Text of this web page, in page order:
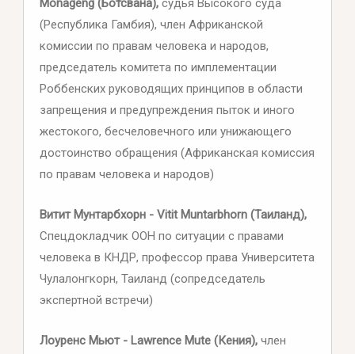
Monageng (Ботсвана),судья Высокого суда
(Республика Гамбия), член Африканской
комиссии по правам человека и народов,
председатель комитета по имплементации
Роббенских руководящих принципов в области
запрещения и предупреждения пыток и иного
жестокого, бесчеловечного или унижающего
достоинство обращения (Африканская комиссия
по правам человека и народов)
Витит Мунтарбхорн - Vitit Muntarbhorn (Таиланд),
Спецдокладчик ООН по ситуации с правами
человека в КНДР, профессор права Университета
Чулалонгкорн, Таиланд (сопредседатель
экспертной встречи)
Лоуренс Мьют - Lawrence Mute (Кения),член